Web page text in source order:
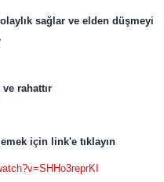
sağlar ve elden düşmeyi
ve rahattır
için link'e tıklayın